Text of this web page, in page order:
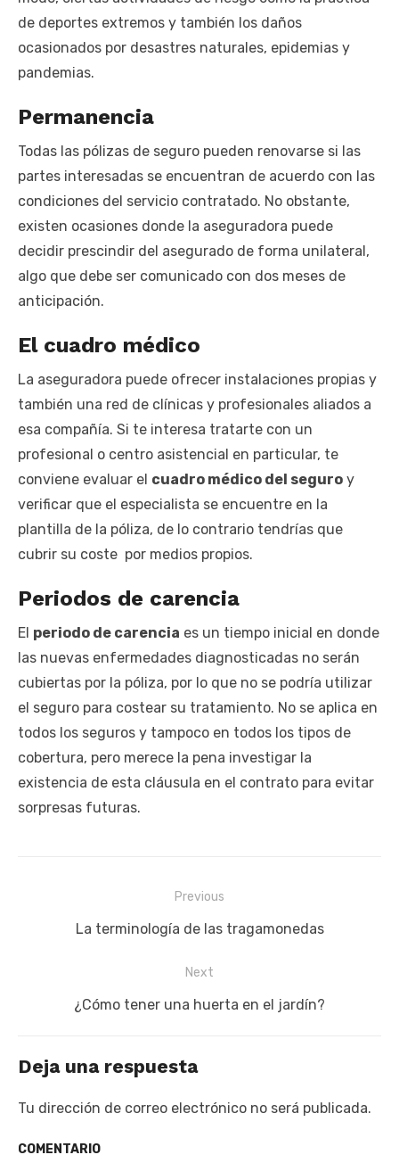
de deportes extremos y también los daños
ocasionados por desastres naturales, epidemias y
pandemias.
Permanencia
Todas las pólizas de seguro pueden renovarse si las
partes interesadas se encuentran de acuerdo con las
condiciones del servicio contratado. No obstante,
existen ocasiones donde la aseguradora puede
decidir prescindir del asegurado de forma unilateral,
algo que debe ser comunicado con dos meses de
anticipación.
El cuadro médico
La aseguradora puede ofrecer instalaciones propias y
también una red de clínicas y profesionales aliados a
esa compañía. Si te interesa tratarte con un
profesional o centro asistencial en particular, te
conviene evaluar el cuadro médico del seguro y
verificar que el especialista se encuentre en la
plantilla de la póliza, de lo contrario tendrías que
cubrir su coste por medios propios.
Periodos de carencia
El periodo de carencia es un tiempo inicial en donde
las nuevas enfermedades diagnosticadas no serán
cubiertas por la póliza, por lo que no se podría utilizar
el seguro para costear su tratamiento. No se aplica en
todos los seguros y tampoco en todos los tipos de
cobertura, pero merece la pena investigar la
existencia de esta cláusula en el contrato para evitar
sorpresas futuras.
Previous
Previous
La terminología de las tragamonedas
Next
Next
¿Cómo tener una huerta en el jardín?
Deja una respuesta
Tu dirección de correo electrónico no será publicada.
COMENTARIO